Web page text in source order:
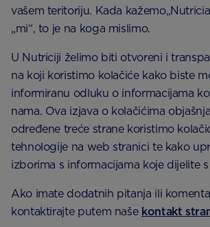
vašem teritoriju. Kada
„mi“, to je na koga mislimo.
U Nutriciji želimo biti otvoreni i
na koji koristimo kolačiće kako biste
informiranu odluku o informacijama
nama. Ova izjava o kolačićima
određene treće strane koristimo
tehnologije na web stranici te kako
izborima s informacijama koje dijelite
Ako imate dodatnih pitanja ili
kontaktirajte putem naše kontakt